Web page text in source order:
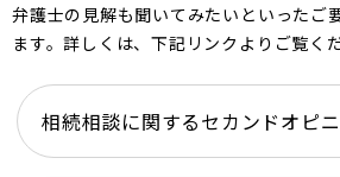
弁護士の見解も聞いてみたいといったご
ます。詳しくは、下記リンクよりご覧くだ
相続相談に関するセカンドオピ